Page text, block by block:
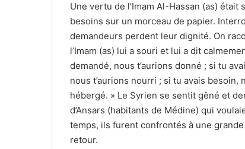
Une vertu de l’Imam Al-Hassan (as)
besoins sur un morceau de papier.
demandeurs perdent leur dignité. On
l’Imam (as) lui a souri et lui a dit
demandé, nous t’aurions donné ; si tu
nous t’aurions nourri ; si tu avais besoin,
hébergé. » Le Syrien se sentit gêné et
d’Ansars (habitants de Médine) qui
temps, ils furent confrontés à une
retour.